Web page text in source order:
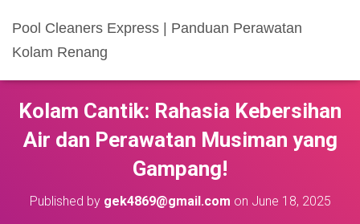
Pool Cleaners Express | Panduan Perawatan
Kolam Renang
Kolam Cantik: Rahasia Kebersihan
Air dan Perawatan Musiman yang
Gampang!
Published by gek4869@gmail.com on June 18, 2025